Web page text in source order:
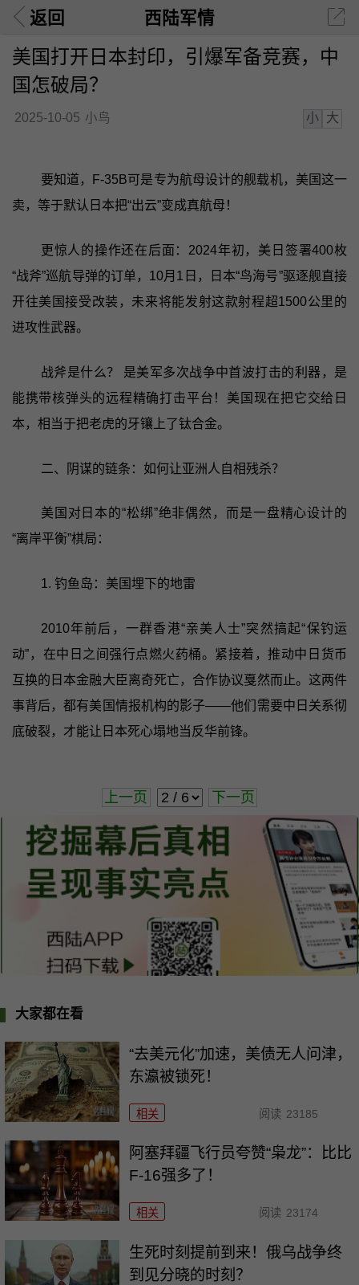
返回 西陆军情
美国打开日本封印，引爆军备竞赛，中
国怎破局？
2025-10-05 小鸟 小 大
要知道，F-35B可是专为航母设计的舰载机，美国这一
卖，等于默认日本把“出云”变成真航母！
更惊人的操作还在后面：2024年初，美日签署400枚
“战斧”巡航导弹的订单，10月1日，日本“鸟海号”驱逐舰直接
开往美国接受改装，未来将能发射这款射程超1500公里的
进攻性武器。
战斧是什么？ 是美军多次战争中首波打击的利器，是
能携带核弹头的远程精确打击平台！美国现在把它交给日
本，相当于把老虎的牙镶上了钛合金。
二、阴谋的链条：如何让亚洲人自相残杀？
美国对日本的“松绑”绝非偶然，而是一盘精心设计的
“离岸平衡”棋局：
1. 钓鱼岛：美国埋下的地雷
2010年前后，一群香港“亲美人士”突然搞起“保钓运
动”，在中日之间强行点燃火药桶。紧接着，推动中日货币
互换的日本金融大臣离奇死亡，合作协议戛然而止。这两件
事背后，都有美国情报机构的影子——他们需要中日关系彻
底破裂，才能让日本死心塌地当反华前锋。
上一页 下一页
大家都在看
“去美元化”加速，美债无人问津，
东瀛被锁死！
相关 阅读 23185
阿塞拜疆飞行员夸赞“枭龙”：比比
F-16强多了！
相关 阅读 23174
生死时刻提前到来！俄乌战争终
到见分晓的时刻？